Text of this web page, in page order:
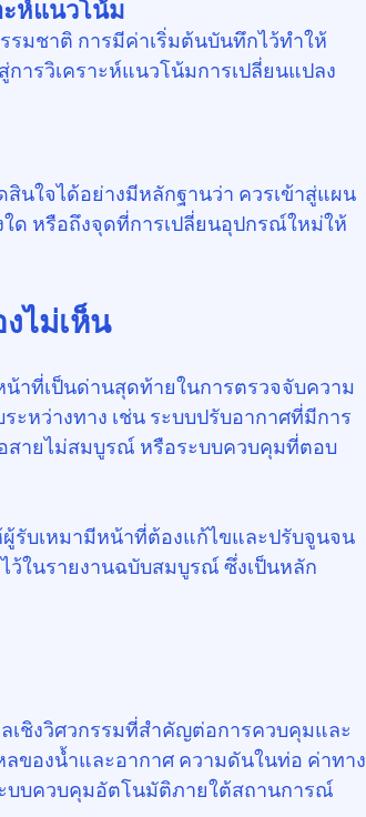
ะห์แนวโน้ม
รมชาติ การมีค่าเริ่มต้นบันทึกไว้ทำให้
ารวิเคราะห์แนวโน้มการเปลี่ยนแปลง
นใจได้อย่างมีหลักฐานว่า ควรเข้าสู่แผน
ด หรือถึงจุดที่การเปลี่ยนอุปกรณ์ใหม่ให้
ไม่เห็น
าที่เป็นด่านสุดท้ายในการตรวจจับความ
หว่างทาง เช่น ระบบปรับอากาศที่มีการ
สายไม่สมบูรณ์ หรือระบบควบคุมที่ตอบ
รับเหมามีหน้าที่ต้องแก้ไขและปรับจูนจน
ในรายงานฉบับสมบูรณ์ ซึ่งเป็นหลัก
เชิงวิศวกรรมที่สำคัญต่อการควบคุมและ
ของน้ำและอากาศ ความดันในท่อ ค่าทาง
บบควบคุมอัตโนมัติภายใต้สถานการณ์